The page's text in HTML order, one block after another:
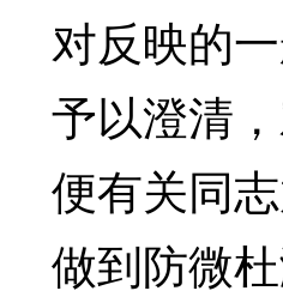
对反映的
予以澄清
便有关同
做到防微